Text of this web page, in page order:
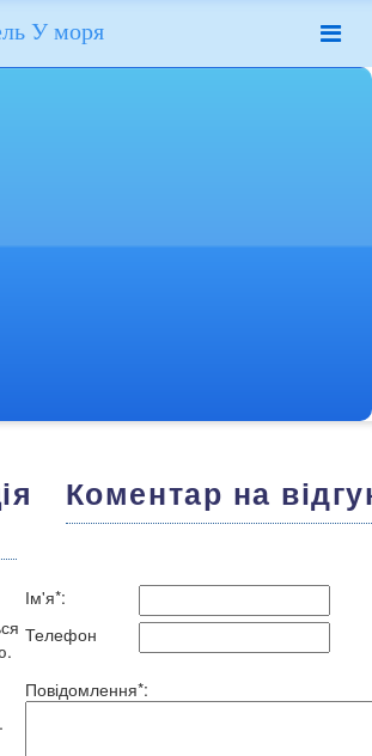
У моря
Коментар на
Ім'я*:
Телефон
Повідомлення*: